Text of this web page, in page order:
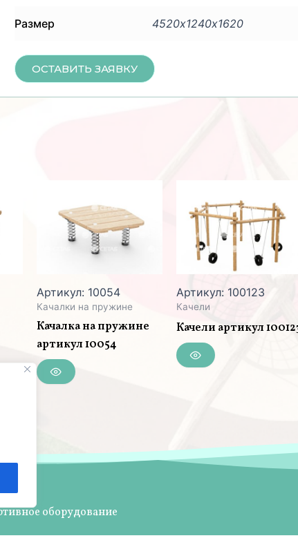
Размер 4520х1240х1620
ОСТАВИТЬ ЗАЯВКУ
Артикул: 10054
Качалки на пружине
Качалка на пружине
артикул 10054
Артикул: 100123
Качели
Качели артикул
оборудование